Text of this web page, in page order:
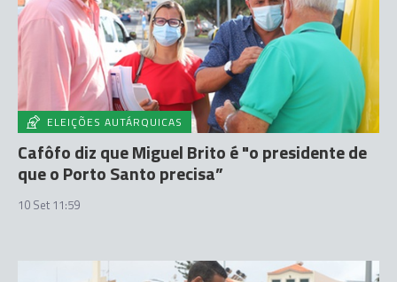
ELEIÇÕES AUTÁRQUICAS
Cafôfo diz que Miguel Brito é "o presidente de
que o Porto Santo precisa”
10 Set 11:59